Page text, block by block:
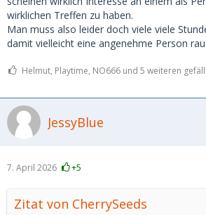
wirklichen Treffen zu haben.
Man muss also leider doch viele viele
damit vielleicht eine angenehme Person
Helmut, Playtime, NO666 und 5 weiteren
JessyBlue
7. April 2026 +5
Zitat von CherrySeeds